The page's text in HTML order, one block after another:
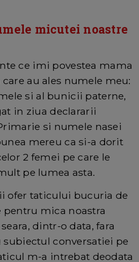
micutei noastre
ce imi povestea mama
au ales numele meu:
si al bunicii paterne,
in ziua declararii
si numele nasei
mereu ca si-a dorit
2 femei pe care le
pe lumea asta.
ofer taticului bucuria de
pentru mica noastra
dintr-o data, fara
conversatiei pe
m-a intrebat deodata